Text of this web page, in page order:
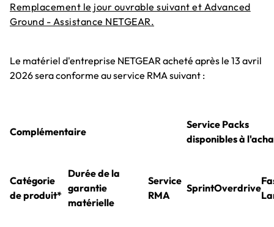
Remplacement le jour ouvrable suivant et Advanced
Ground - Assistance NETGEAR.
Le matériel d'entreprise NETGEAR acheté après le 13 avril
2026 sera conforme au service RMA suivant :
Complémentaire
Service Packs
disponibles à
Catégorie
de produit*
Durée de la
garantie
matérielle
Service
RMA
SprintOverdrive